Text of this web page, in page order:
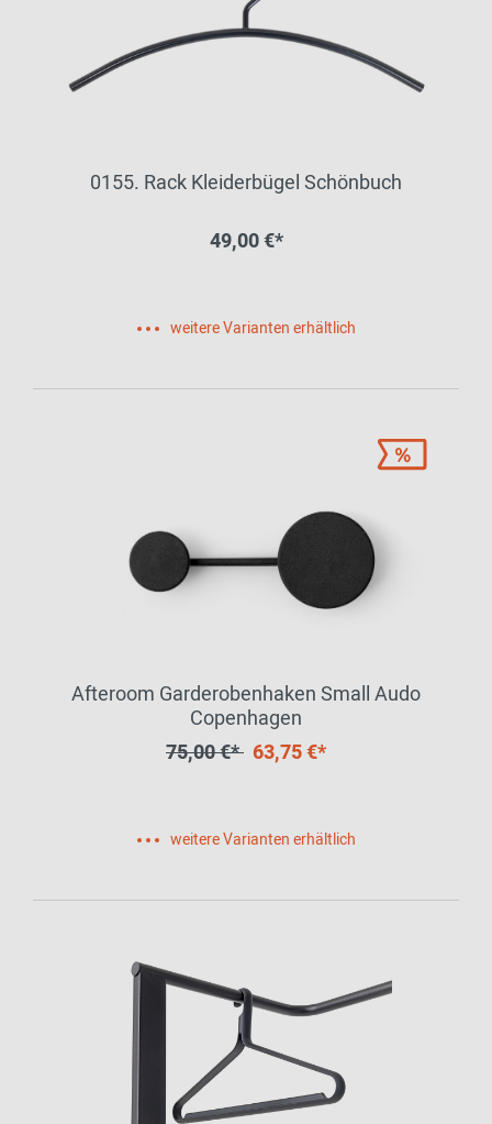
0155. Rack Kleiderbügel Schönbuch
49,00 €*
weitere Varianten erhältlich
Afteroom Garderobenhaken Small Audo
Copenhagen
75,00 €* 63,75 €*
weitere Varianten erhältlich